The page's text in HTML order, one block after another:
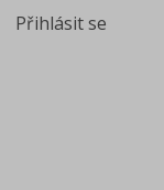
Přejít
User
Přihlásit se